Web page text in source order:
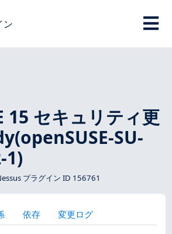
ン
15 セキュリティ更
SU-
1)
プラグイン ID 156761
依存 変更ログ